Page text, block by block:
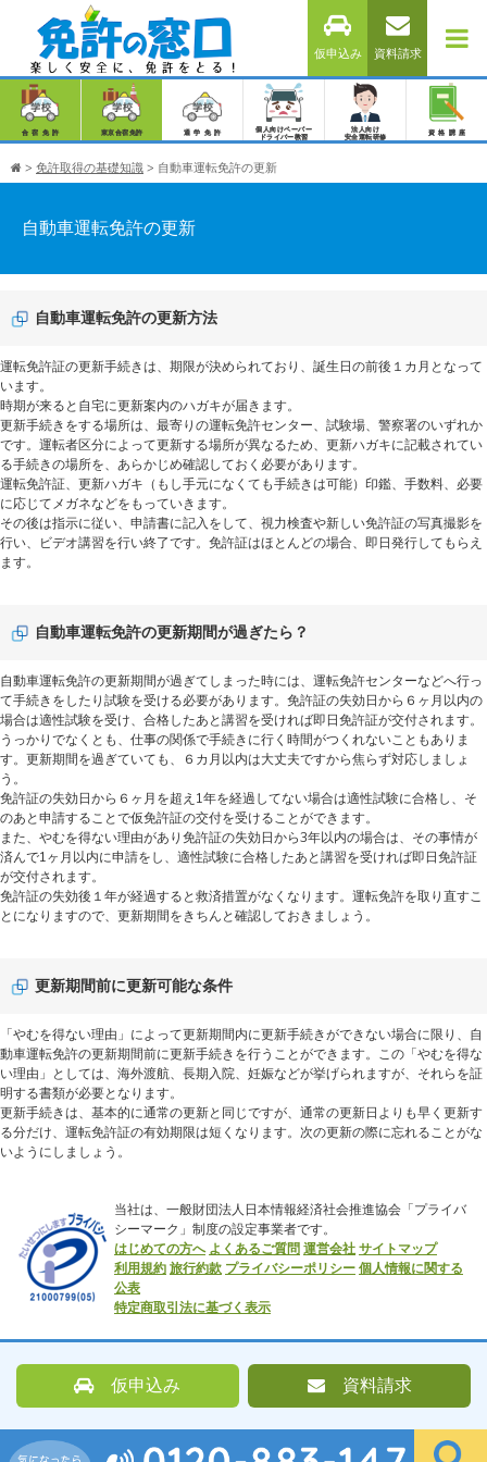
仮申込み 資料請求
合宿免許 東京合宿免許 通学免許
個人向けペーパー
ドライバー教習
法人向け
安全運転研修
資格講座
> 免許取得の基礎知識 > 自動車運転免許の更新
自動車運転免許の更新
自動車運転免許の更新方法
運転免許証の更新手続きは、期限が決められており、誕生日の前後１カ月となって
います。
時期が来ると自宅に更新案内のハガキが届きます。
更新手続きをする場所は、最寄りの運転免許センター、試験場、警察署のいずれか
です。運転者区分によって更新する場所が異なるため、更新ハガキに記載されてい
る手続きの場所を、あらかじめ確認しておく必要があります。
運転免許証、更新ハガキ（もし手元になくても手続きは可能）印鑑、手数料、必要
に応じてメガネなどをもっていきます。
その後は指示に従い、申請書に記入をして、視力検査や新しい免許証の写真撮影を
行い、ビデオ講習を行い終了です。免許証はほとんどの場合、即日発行してもらえ
ます。
自動車運転免許の更新期間が過ぎたら？
自動車運転免許の更新期間が過ぎてしまった時には、運転免許センターなどへ行っ
て手続きをしたり試験を受ける必要があります。免許証の失効日から６ヶ月以内の
場合は適性試験を受け、合格したあと講習を受ければ即日免許証が交付されます。
うっかりでなくとも、仕事の関係で手続きに行く時間がつくれないこともありま
す。更新期間を過ぎていても、６カ月以内は大丈夫ですから焦らず対応しましょ
う。
免許証の失効日から６ヶ月を超え1年を経過してない場合は適性試験に合格し、そ
のあと申請することで仮免許証の交付を受けることができます。
また、やむを得ない理由があり免許証の失効日から3年以内の場合は、その事情が
済んで1ヶ月以内に申請をし、適性試験に合格したあと講習を受ければ即日免許証
が交付されます。
免許証の失効後１年が経過すると救済措置がなくなります。運転免許を取り直すこ
とになりますので、更新期間をきちんと確認しておきましょう。
更新期間前に更新可能な条件
「やむを得ない理由」によって更新期間内に更新手続きができない場合に限り、自
動車運転免許の更新期間前に更新手続きを行うことができます。この「やむを得な
い理由」としては、海外渡航、長期入院、妊娠などが挙げられますが、それらを証
明する書類が必要となります。
更新手続きは、基本的に通常の更新と同じですが、通常の更新日よりも早く更新す
る分だけ、運転免許証の有効期限は短くなります。次の更新の際に忘れることがな
いようにしましょう。
当社は、一般財団法人日本情報経済社会推進協会「プライバ
シーマーク」制度の設定事業者です。
はじめての方へ よくあるご質問 運営会社サイトマップ
利用規約旅行約款 プライバシーポリシー個人情報に関する
公表
特定商取引法に基づく表示
仮申込み 資料請求